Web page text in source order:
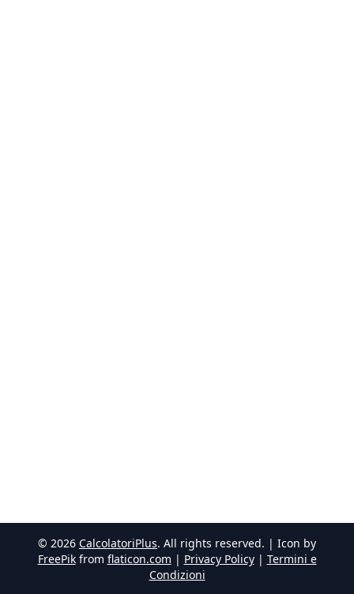
© 2026 CalcolatoriPlus. All rights reserved. | Icon by
FreePik from flaticon.com | Privacy Policy| Termini e
Condizioni